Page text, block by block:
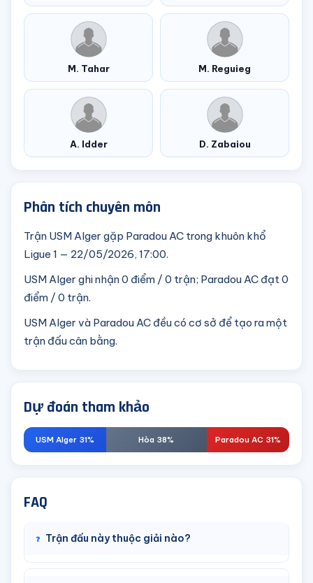
M. Tahar M. Reguieg
A. Idder D. Zabaiou
Phân tích chuyên môn
Trận USM Alger gặp Paradou AC trong khuôn khổ
Ligue 1 — 22/05/2026, 17:00.
USM Alger ghi nhận 0 điểm / 0 trận; Paradou AC đạt 0
điểm / 0 trận.
USM Alger và Paradou AC đều có cơ sở để tạo ra một
trận đấu cân bằng.
Dự đoán tham khảo
USM Alger 31% Hòa 38% Paradou AC 31%
FAQ
Trận đấu này thuộc giải nào?